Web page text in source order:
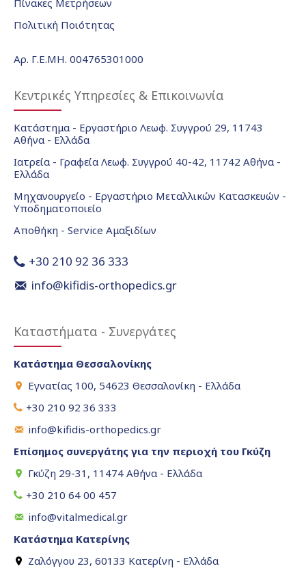
Πίνακες Μετρήσεων
Πολιτική Ποιότητας
Αρ. Γ.Ε.ΜΗ. 004765301000
Κεντρικές Υπηρεσίες & Επικοινωνία
Κατάστημα - Εργαστήριο Λεωφ. Συγγρού 29, 11743
Αθήνα - Ελλάδα
Ιατρεία - Γραφεία Λεωφ. Συγγρού 40-42, 11742 Αθήνα -
Ελλάδα
Μηχανουργείο - Εργαστήριο Μεταλλικών Κατασκευών -
Υποδηματοποιείο
Αποθήκη - Service Αμαξιδίων
+30 210 92 36 333
info@kifidis-orthopedics.gr
Καταστήματα - Συνεργάτες
Κατάστημα Θεσσαλονίκης
Εγνατίας 100, 54623 Θεσσαλονίκη - Ελλάδα
+30 210 92 36 333
info@kifidis-orthopedics.gr
Επίσημος συνεργάτης για την περιοχή του Γκύζη
Γκύζη 29-31, 11474 Αθήνα - Ελλάδα
+30 210 64 00 457
info@vitalmedical.gr
Κατάστημα Κατερίνης
Ζαλόγγου 23, 60133 Κατερίνη - Ελλάδα